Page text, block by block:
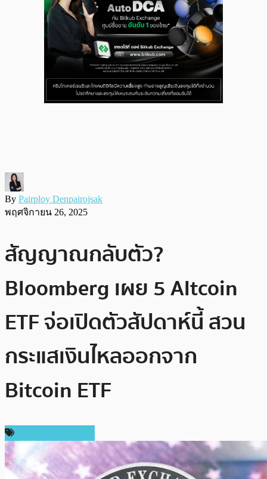
By Pairploy Denpairojsak
พฤศจิกายน 26, 2025
สัญญาณกลับตัว?
Bloomberg เผย 5 Altcoin
ETF จ่อเปิดตัวสัปดาห์นี้ สวน
กระแสเงินไหลออกจาก
Bitcoin ETF